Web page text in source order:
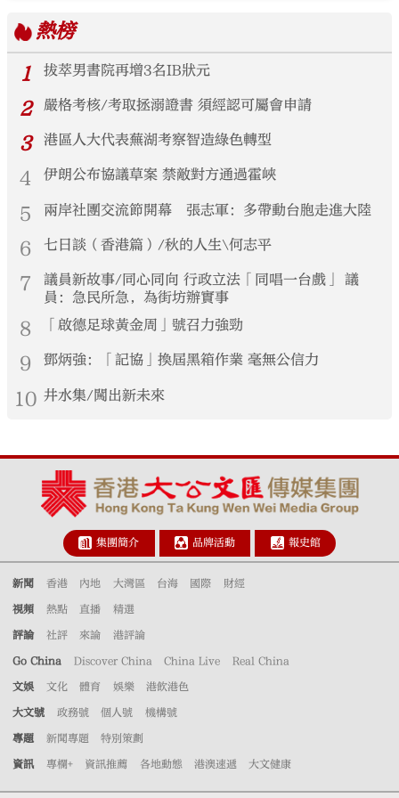
熱榜
1
拔萃男書院再增3名IB狀元
2 嚴格考核/考取拯溺證書 須經認可屬會申請
3 港區人大代表蕪湖考察智造綠色轉型
4 伊朗公布協議草案 禁敵對方通過霍峽
5 兩岸社團交流節開幕 張志軍：多帶動台胞走進大陸
6 七日談（香港篇）/秋的人生\何志平
7
議員新故事/同心同向 行政立法「同唱一台戲」 議
員：急民所急，為街坊辦實事
8 「啟德足球黃金周」號召力強勁
9 鄧炳強：「記協」換屆黑箱作業 毫無公信力
10 井水集/闖出新未來
集團簡介 品牌活動 報史館
新聞 香港 內地 大灣區 台海 國際 財經
視頻 熱點 直播 精選
評論 社評 來論 港評論
Go China Discover China China Live Real China
文娛 文化 體育 娛樂 港飲港色
大文號 政務號 個人號 機構號
專題 新聞專題 特別策劃
資訊 專欄+ 資訊推薦 各地動態 港澳速遞 大文健康